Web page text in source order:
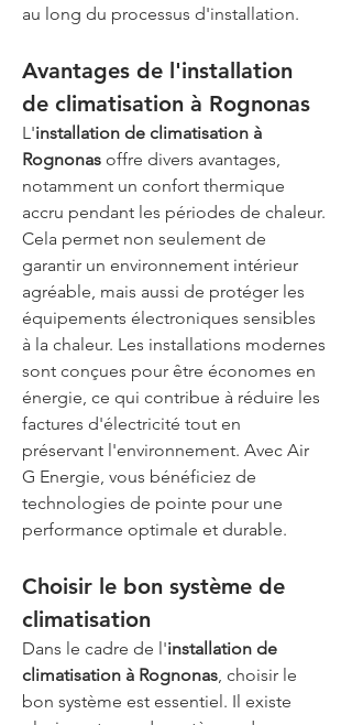
au long du processus d'installation.
Avantages de l'installation
de climatisation à Rognonas
L'installation de climatisation à
Rognonas offre divers avantages,
notamment un confort thermique
accru pendant les périodes de chaleur.
Cela permet non seulement de
garantir un environnement intérieur
agréable, mais aussi de protéger les
équipements électroniques sensibles
à la chaleur. Les installations modernes
sont conçues pour être économes en
énergie, ce qui contribue à réduire les
factures d'électricité tout en
préservant l'environnement. Avec Air
G Energie, vous bénéficiez de
technologies de pointe pour une
performance optimale et durable.
Choisir le bon système de
climatisation
Dans le cadre de l'installation de
climatisation à Rognonas, choisir le
bon système est essentiel. Il existe